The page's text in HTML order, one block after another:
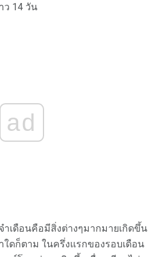
ว 14 วัน
ad
เดือนคือมีสิ่งต่างๆมากมายเกิดขึ้น
ดก็ตาม ในครึ่งแรกของรอบเดือน